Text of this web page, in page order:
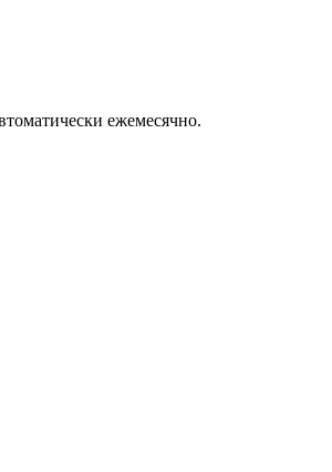
ежемесячно.